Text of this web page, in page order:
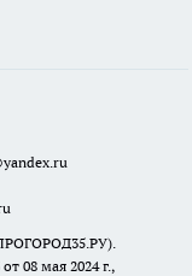
08 мая 2024 г.,